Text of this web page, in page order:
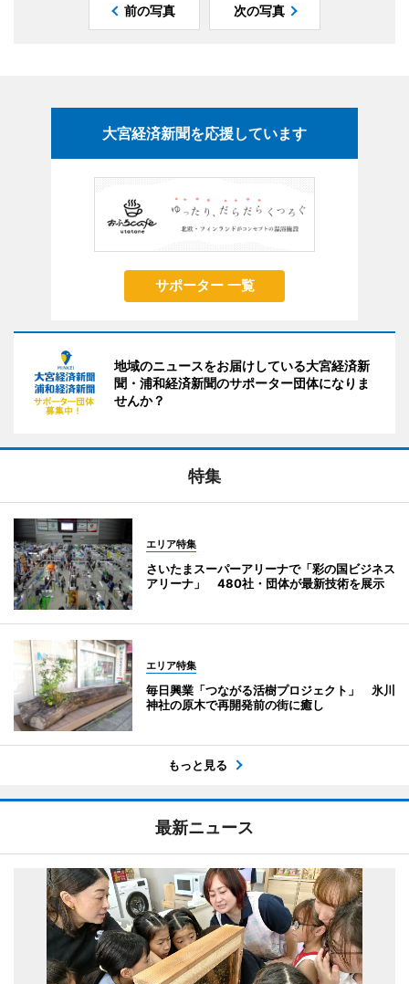
前の写真 次の写真
大宮経済新聞を応援しています
サポーター 一覧
地域のニュースをお届けしている大宮経済新
聞・浦和経済新聞のサポーター団体になりま
せんか？
特集
エリア特集
さいたまスーパーアリーナで「彩の国ビジネス
アリーナ」 480社・団体が最新技術を展示
エリア特集
毎日興業「つながる活樹プロジェクト」 氷川
神社の原木で再開発前の街に癒し
もっと見る
最新ニュース